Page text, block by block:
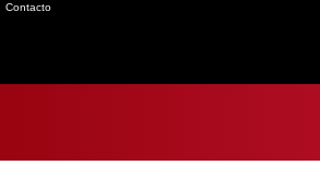
Contacto